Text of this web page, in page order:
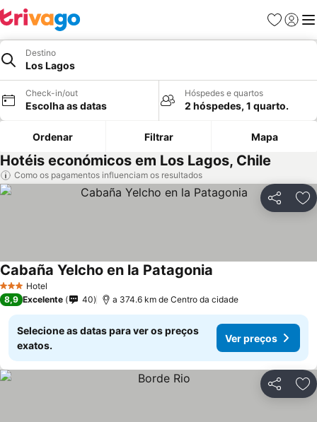
Favoritos
Iniciar
Destino
Los Lagos
Check-in/out
Escolha as datas
Hóspedes e quartos
2 hóspedes, 1 quarto.
Ordenar Filtrar Mapa
Hotéis económicos em Los Lagos, Chile
Como os pagamentos influenciam os resultados
Partilhar
3 EstrelasHotel
Cabaña Yelcho en la Patagonia
8,9 Excelente 40 a 374.6 km de Centro da cidade
Selecione as datas para ver os preços
exatos.
Ver preços
Partilhar